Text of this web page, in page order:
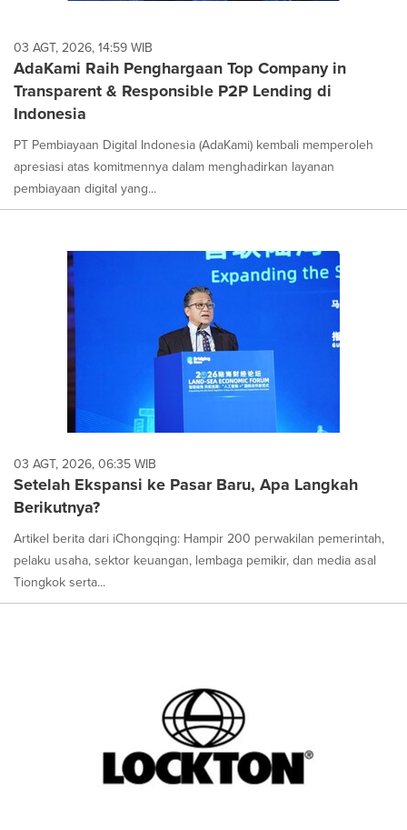
03 AGT, 2026, 14:59 WIB
AdaKami Raih Penghargaan Top Company in
Transparent & Responsible P2P Lending di
Indonesia
PT Pembiayaan Digital Indonesia (AdaKami) kembali memperoleh
apresiasi atas komitmennya dalam menghadirkan layanan
pembiayaan digital yang...
03 AGT, 2026, 06:35 WIB
Setelah Ekspansi ke Pasar Baru, Apa Langkah
Berikutnya?
Artikel berita dari iChongqing: Hampir 200 perwakilan pemerintah,
pelaku usaha, sektor keuangan, lembaga pemikir, dan media asal
Tiongkok serta...